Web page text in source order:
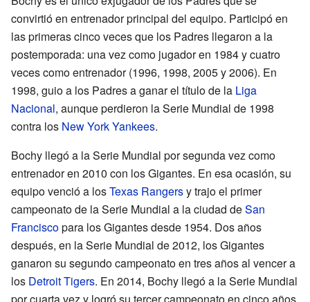
convirtió en entrenador principal del equipo. Participó en
las primeras cinco veces que los Padres llegaron a la
postemporada: una vez como jugador en 1984 y cuatro
veces como entrenador (1996, 1998, 2005 y 2006). En
1998, guio a los Padres a ganar el título de la Liga
Nacional, aunque perdieron la Serie Mundial de 1998
contra los New York Yankees.
Bochy llegó a la Serie Mundial por segunda vez como
entrenador en 2010 con los Gigantes. En esa ocasión, su
equipo venció a losTexas Rangersy trajo el primer
campeonato de la Serie Mundial a la ciudad deSan
Franciscopara los Gigantes desde 1954. Dos años
después, en la Serie Mundial de 2012, los Gigantes
ganaron su segundo campeonato en tres años al vencer a
los Detroit Tigers. En 2014, Bochy llegó a la Serie Mundial